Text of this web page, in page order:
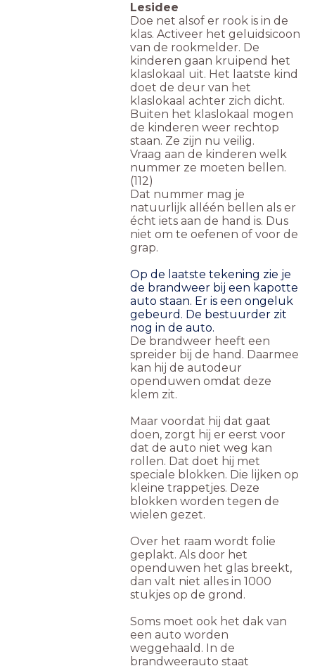
Lesidee
Doe net alsof er rook is in de
klas. Activeer het geluidsicoon
van de rookmelder. De
kinderen gaan kruipend het
klaslokaal uit. Het laatste kind
doet de deur van het
klaslokaal achter zich dicht.
Buiten het klaslokaal mogen
de kinderen weer rechtop
staan. Ze zijn nu veilig.
Vraag aan de kinderen welk
nummer ze moeten bellen.
(112)
Dat nummer mag je
natuurlijk alléén bellen als er
écht iets aan de hand is. Dus
niet om te oefenen of voor de
grap.
Op de laatste tekening zie je
de brandweer bij een kapotte
auto staan. Er is een ongeluk
gebeurd. De bestuurder zit
nog in de auto.
De brandweer heeft een
spreider bij de hand. Daarmee
kan hij de autodeur
openduwen omdat deze
klem zit.
Maar voordat hij dat gaat
doen, zorgt hij er eerst voor
dat de auto niet weg kan
rollen. Dat doet hij met
speciale blokken. Die lijken op
kleine trappetjes. Deze
blokken worden tegen de
wielen gezet.
Over het raam wordt folie
geplakt. Als door het
openduwen het glas breekt,
dan valt niet alles in 1000
stukjes op de grond.
Soms moet ook het dak van
een auto worden
weggehaald. In de
brandweerauto staat